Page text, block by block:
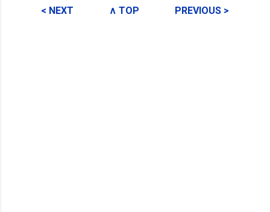
メ
< NEXT ∧ TOP PREVIOUS >